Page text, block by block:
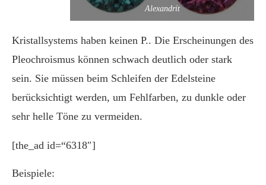
Alexandrit
Kristallsystems haben keinen P.. Die Erscheinungen des
Pleochroismus können schwach deutlich oder stark
sein. Sie müssen beim Schleifen der Edelsteine
berücksichtigt werden, um Fehlfarben, zu dunkle oder
sehr helle Töne zu vermeiden.
[the_ad id=“6318″]
Beispiele: